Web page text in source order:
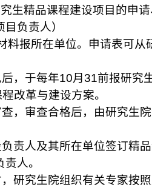
生精品课程建设项目的申
负责人）
料报所在单位。申请表可从
，于每年10月 31前报研究
改革与建设方案。
，审查合格后，由研究生
责人及其所在单位签订精
人。
研究生院组织有关专家按